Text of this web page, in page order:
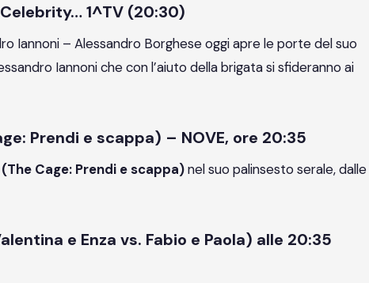
1^TV (20:30)
Iannoni – Alessandro Borghese oggi apre le porte del suo
Iannoni che con l’aiuto della brigata si sfideranno ai
Prendi e scappa) – NOVE, ore 20:35
Cage: Prendi e scappa)nel suo palinsesto serale, dalle
e Enza vs. Fabio e Paola) alle 20:35